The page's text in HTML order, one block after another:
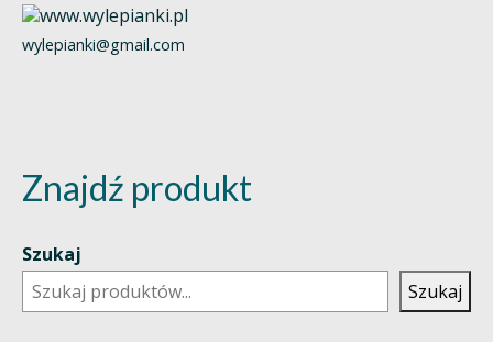
wylepianki@gmail.com
Znajdź produkt
Szukaj
Szukaj